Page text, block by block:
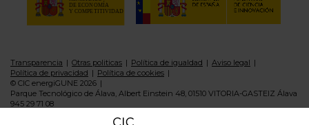
Transparencia Otras politicas Política de igualdad
Aviso legal
Política de privacidad
Política de cookies
© CIC energiGUNE 2026
Parque Tecnológico de Álava, Albert Einstein 48, 01510 VITORIA-GASTEIZ Álava
945 29 71 08